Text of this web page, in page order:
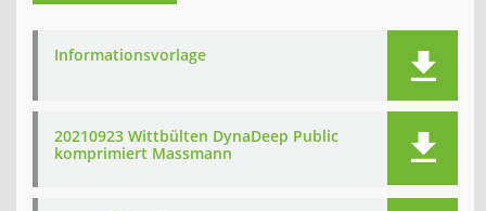
Informationsvorlage
20210923 Wittbülten DynaDeep Public
komprimiert Massmann